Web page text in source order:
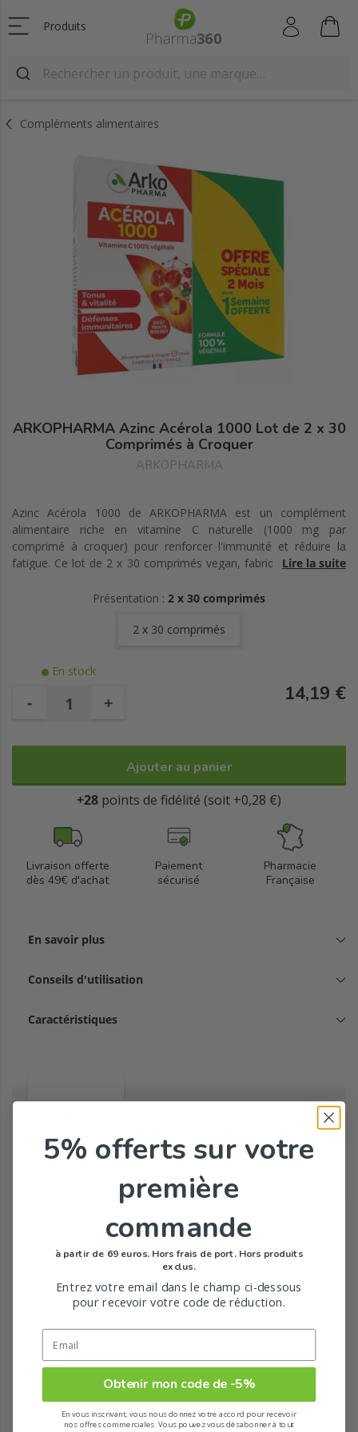
Produits
Compléments alimentaires
ARKOPHARMA Azinc Acérola 1000 Lot de 2 x 30
Comprimés à Croquer
ARKOPHARMA
Azinc Acérola 1000 de ARKOPHARMA est un complément
alimentaire riche en vitamine C naturelle (1000 mg par
comprimé à croquer) pour renforcer l'immunité et réduire la
fatigue. Ce lot de 2 x 30 comprimés vegan, fabriqué en France,
Lire la suite
Présentation : 2 x 30 comprimés
2 x 30 comprimés
En stock
- + 14,19 €
Ajouter au panier
+28 points de fidélité (soit +0,28 €)
Livraison offerte
dès 49€ d'achat
Paiement
sécurisé
Pharmacie
Française
En savoir plus
Conseils d'utilisation
Caractéristiques
Tous les produits de la marque
5% offerts sur votre
première
commande
à partir de 69 euros. Hors frais de port. Hors produits
exclus.
Entrez votre email dans le champ ci-dessous
pour recevoir votre code de réduction.
Obtenir mon code de -5%
En vous inscrivant, vous nous donnez votre accord pour recevoir
nos offres commerciales. Vous pouvez vous désabonner à tout